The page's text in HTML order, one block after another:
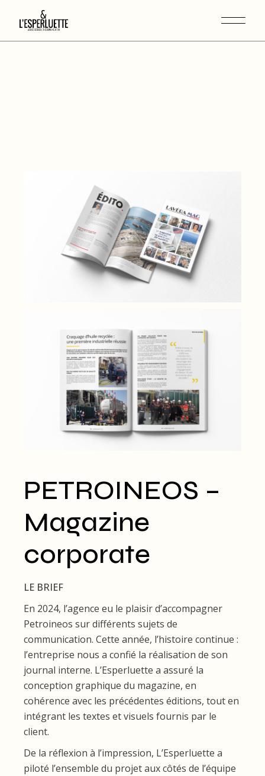
PETROINEOS –
Magazine
corporate
LE BRIEF
En 2024, l’agence eu le plaisir d’accompagner
Petroineos sur différents sujets de
communication. Cette année, l’histoire continue :
l’entreprise nous a confié la réalisation de son
journal interne. L’Esperluette a assuré la
conception graphique du magazine, en
cohérence avec les précédentes éditions, tout en
intégrant les textes et visuels fournis par le
client.
De la réflexion à l’impression, L’Esperluette a
piloté l’ensemble du projet aux côtés de l’équipe